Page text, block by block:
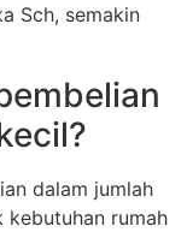
Sch, semakin
dalam jumlah
kebutuhan rumah